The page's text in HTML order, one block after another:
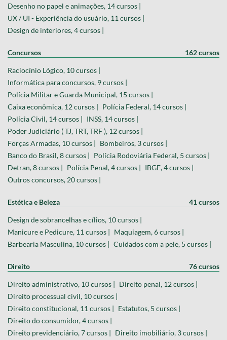
Desenho no papel e animações, 14 cursos |
UX / UI - Experiência do usuário, 11 cursos |
Design de interiores, 4 cursos |
Concursos 162 cursos
Raciocínio Lógico, 10 cursos |
Informática para concursos, 9 cursos |
Polícia Militar e Guarda Municipal, 15 cursos |
Caixa econômica, 12 cursos |
Polícia Federal, 14 cursos |
Polícia Civil, 14 cursos |
INSS, 14 cursos |
Poder Judiciário ( TJ, TRT, TRF ), 12 cursos |
Forças Armadas, 10 cursos |
Bombeiros, 3 cursos |
Banco do Brasil, 8 cursos |
Polícia Rodoviária Federal, 5 cursos |
Detran, 8 cursos |
Polícia Penal, 4 cursos |
IBGE, 4 cursos |
Outros concursos, 20 cursos |
Estética e Beleza 41 cursos
Design de sobrancelhas e cílios, 10 cursos |
Manicure e Pedicure, 11 cursos |
Maquiagem, 6 cursos |
Barbearia Masculina, 10 cursos |
Cuidados com a pele, 5 cursos |
Direito 76 cursos
Direito administrativo, 10 cursos |
Direito penal, 12 cursos |
Direito processual civil, 10 cursos |
Direito constitucional, 11 cursos |
Estatutos, 5 cursos |
Direito do consumidor, 4 cursos |
Direito previdenciário, 7 cursos |
Direito imobiliário, 3 cursos |